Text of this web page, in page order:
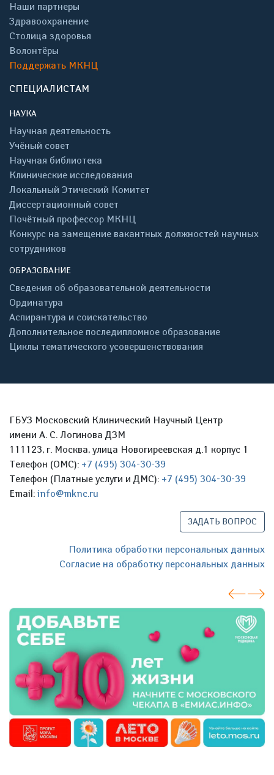
Наши партнеры
Здравоохранение
Столица здоровья
Волонтёры
Поддержать МКНЦ
СПЕЦИАЛИСТАМ
НАУКА
Научная деятельность
Учёный совет
Научная библиотека
Клинические исследования
Локальный Этический Комитет
Диссертационный совет
Почётный профессор МКНЦ
Конкурс на замещение вакантных должностей научных
сотрудников
ОБРАЗОВАНИЕ
Сведения об образовательной деятельности
Ординатура
Аспирантура и соискательство
Дополнительное последипломное образование
Циклы тематического усовершенствования
ГБУЗ Московский Клинический Научный Центр
имени А. С. Логинова ДЗМ
111123, г. Москва, улица Новогиреевская д.1 корпус 1
Телефон (ОМС): +7 (495) 304-30-39
Телефон (Платные услуги и ДМС): +7 (495) 304-30-39
Email: info@mknc.ru
ЗАДАТЬ ВОПРОС
Политика обработки персональных данных
Согласие на обработку персональных данных